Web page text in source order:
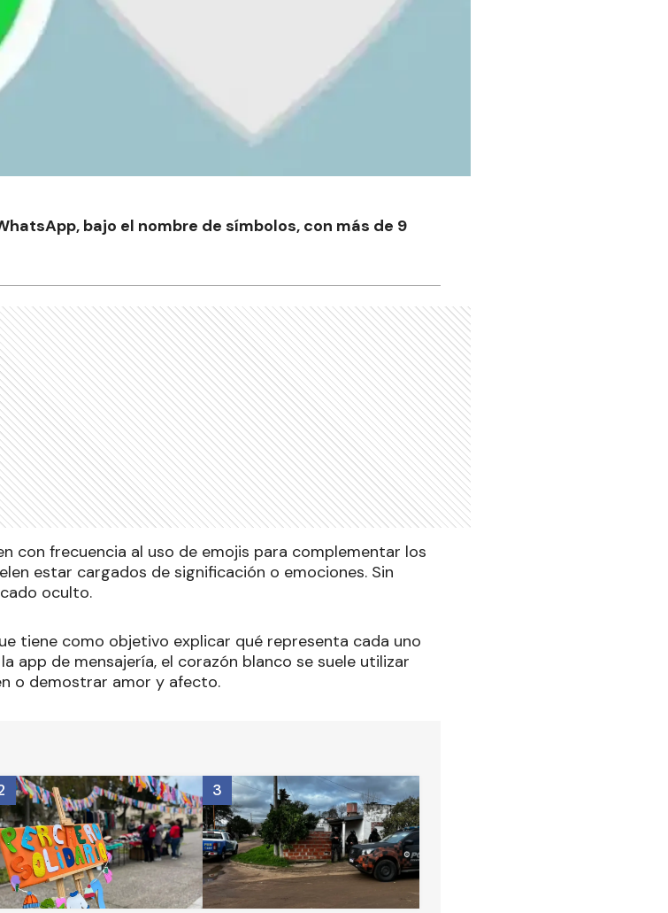
bajo el nombre de símbolos, con más de 9
con frecuencia al uso de emojis para complementar los
estar cargados de significación o emociones. Sin
oculto.
tiene como objetivo explicar qué representa cada uno
app de mensajería, el corazón blanco se suele utilizar
o demostrar amor y afecto.
3